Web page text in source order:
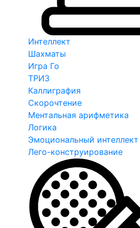
Интеллект
Шахматы
Игра Го
ТРИЗ
Каллиграфия
Скорочтение
Ментальная арифметика
Логика
Эмоциональный интеллект
Лего-конструирование